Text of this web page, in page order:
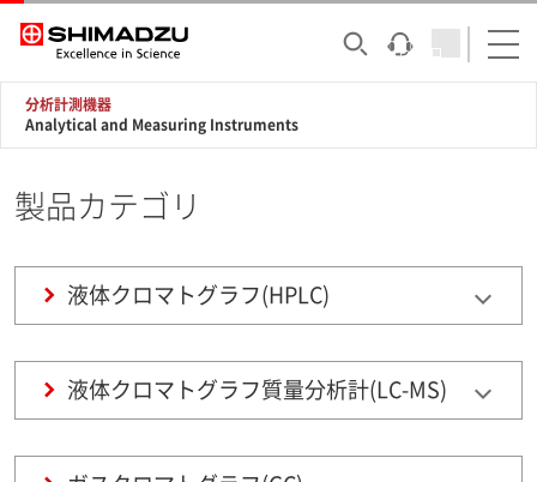
分析計測機器
Analytical and Measuring Instruments
製品カテゴリ
液体クロマトグラフ(HPLC)
液体クロマトグラフ質量分析計(LC-MS)